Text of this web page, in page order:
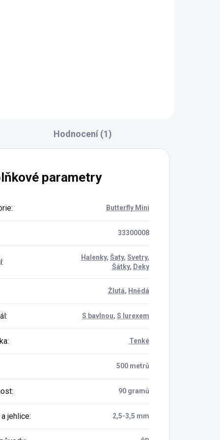
Hodnocení (1)
parametry
: Butterfly Mini
33300008
: Halenky, Šaty, Svetry,
Šátky, Deky
Žlutá, Hnědá
: S bavlnou, S lurexem
: Tenké
500 metrů
: 90 gramů
a jehlice: 2,5-3,5 mm